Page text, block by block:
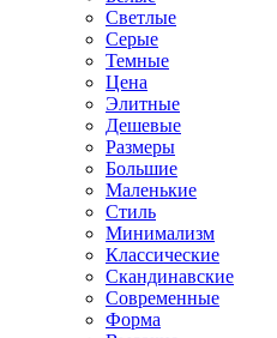
Светлые
Серые
Темные
Цена
Элитные
Дешевые
Размеры
Большие
Маленькие
Стиль
Минимализм
Классические
Скандинавские
Современные
Форма